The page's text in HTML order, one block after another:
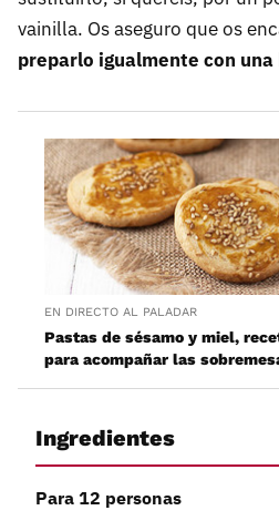
vainilla. Os aseguro que os
preparlo igualmente con
EN DIRECTO AL PALADAR
Pastas de sésamo y miel,
para acompañar las
Ingredientes
Para 12 personas